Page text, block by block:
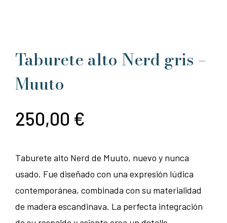
Taburete alto Nerd gris –
Muuto
250,00 €
Taburete alto Nerd de Muuto, nuevo y nunca
usado. Fue diseñado con una expresión lúdica
contemporánea, combinada con su materialidad
de madera escandinava. La perfecta integración